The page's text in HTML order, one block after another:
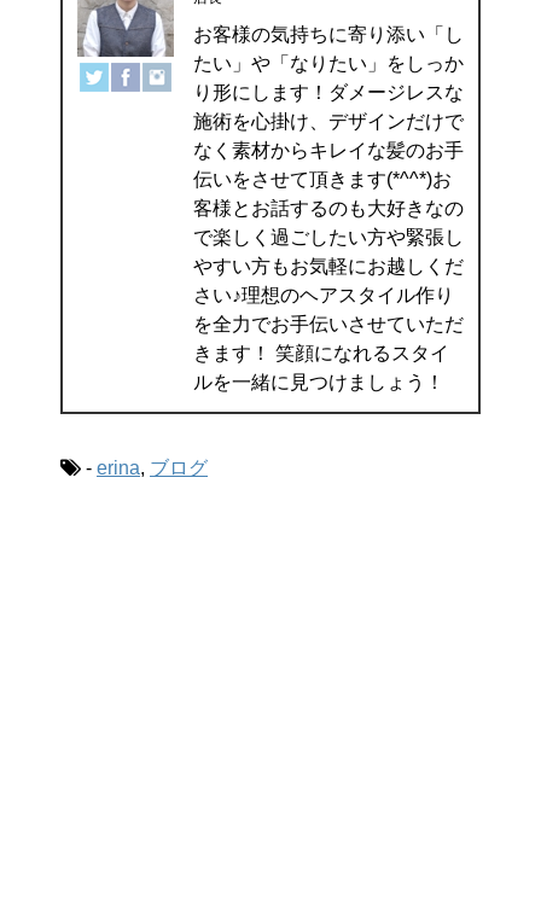
お客様の気持ちに寄り添い「し
たい」や「なりたい」をしっか
り形にします！ダメージレスな
施術を心掛け、デザインだけで
なく素材からキレイな髪のお手
伝いをさせて頂きます(*^^*)お
客様とお話するのも大好きなの
で楽しく過ごしたい方や緊張し
やすい方もお気軽にお越しくだ
さい♪理想のヘアスタイル作り
を全力でお手伝いさせていただ
きます！ 笑顔になれるスタイ
ルを一緒に見つけましょう！
- erina, ブログ